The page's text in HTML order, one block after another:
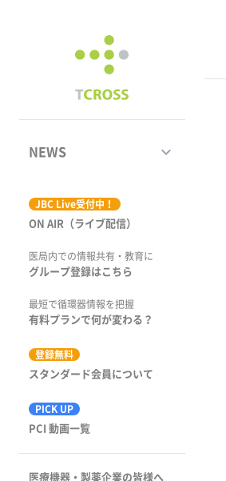
NEWS keyboard_arrow_down
ジャーナル
動画コンテンツ
市場トピックス
JBC Live受付中！
ON AIR（ライブ配信）
医局内での情報共有・教育に
グループ登録はこちら
最短で循環器情報を把握
有料プランで何が変わる？
登録無料
スタンダード会員について
PICK UP
PCI 動画一覧
医療機器・製薬企業の皆様へ